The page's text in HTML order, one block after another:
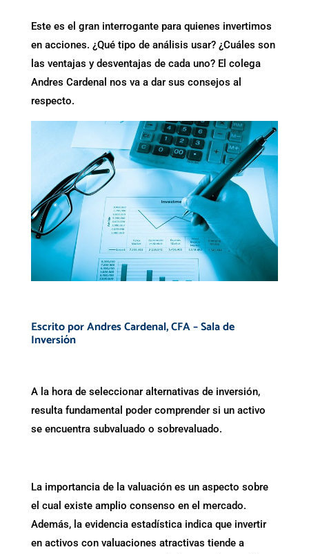
Este es el gran interrogante para quienes invertimos
en acciones. ¿Qué tipo de análisis usar? ¿Cuáles son
las ventajas y desventajas de cada uno? El colega
Andres Cardenal nos va a dar sus consejos al
respecto.
Escrito por Andres Cardenal, CFA – Sala de
Inversión
A la hora de seleccionar alternativas de inversión,
resulta fundamental poder comprender si un activo
se encuentra subvaluado o sobrevaluado.
La importancia de la valuación es un aspecto sobre
el cual existe amplio consenso en el mercado.
Además, la evidencia estadística indica que invertir
en activos con valuaciones atractivas tiende a